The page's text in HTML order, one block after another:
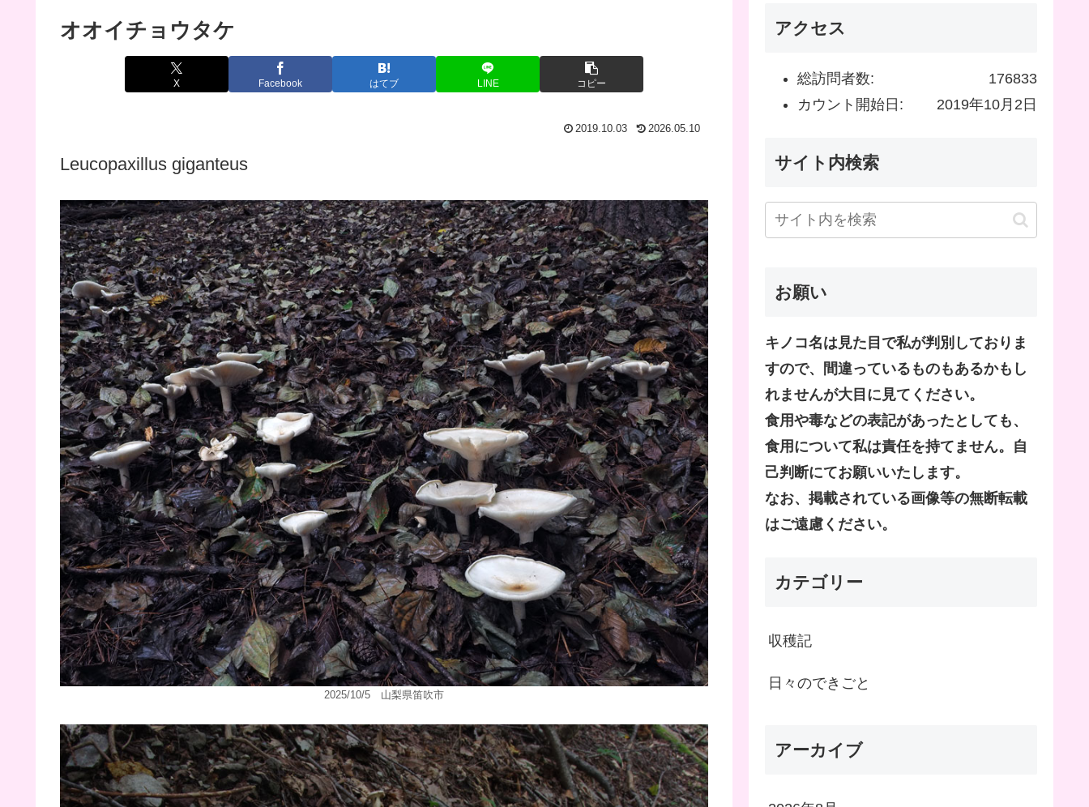
オオイチョウタケ
X Facebook はてブ LINE コピー
2019.10.03 2026.05.10
Leucopaxillus giganteus
2025/10/5 山梨県笛吹市
アクセス
176833
総訪問者数:
2019年10月2日
カウント開始日:
サイト内検索
お願い
キノコ名は見た目で私が判別しておりま
すので、間違っているものもあるかもし
れませんが大目に見てください。
食用や毒などの表記があったとしても、
食用について私は責任を持てません。自
己判断にてお願いいたします。
なお、掲載されている画像等の無断転載
はご遠慮ください。
カテゴリー
収穫記
日々のできごと
アーカイブ